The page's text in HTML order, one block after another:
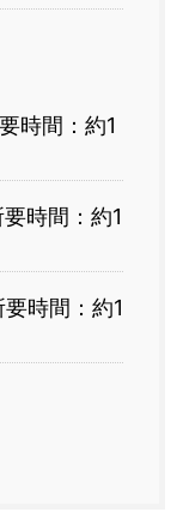
時間：約1
時間：約1
時間：約1